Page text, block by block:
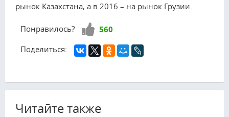
рынок Казахстана, а в 2016 – на рынок Грузии.
Понравилось? Нравится!
560
Поделиться:
Читайте также